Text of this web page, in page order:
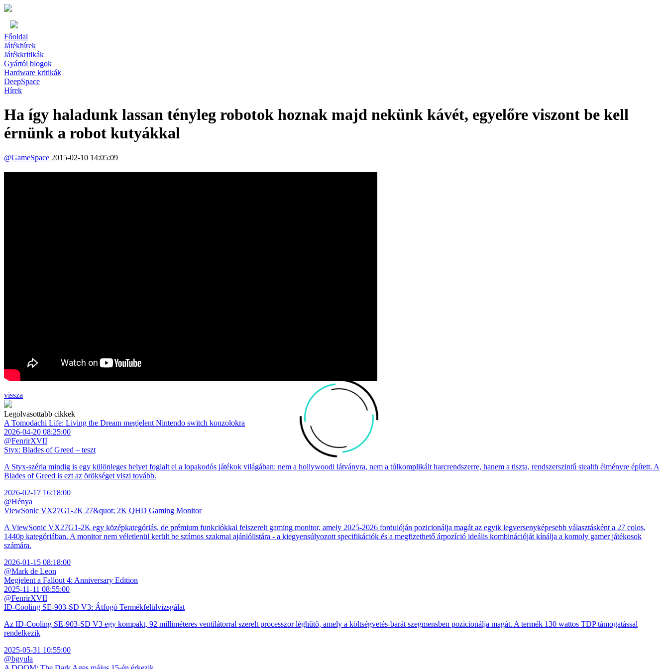
Főoldal
Játékhírek
Játékkritikák
Gyártói blogok
Hardware kritikák
DeepSpace
Hírek
Ha így haladunk lassan tényleg robotok hoznak majd nekünk kávét, egyelőre viszont be kell
érnünk a robot kutyákkal
@GameSpace 2015-02-10 14:05:09
vissza
Legolvasottabb cikkek
A Tomodachi Life: Living the Dream megjelent Nintendo switch konzolokra
2026-04-20 08:25:00
@FenrirXVII
Styx: Blades of Greed – teszt
A Styx-széria mindig is egy különleges helyet foglalt el a lopakodós játékok világában: nem a hollywoodi látványra, nem a túlkomplikált harcrendszerre, hanem a tiszta, rendszerszintű stealth élményre épített. A
Blades of Greed is ezt az örökséget viszi tovább.
2026-02-17 16:18:00
@Hénya
ViewSonic VX27G1-2K 27&quot; 2K QHD Gaming Monitor
A ViewSonic VX27G1-2K egy középkategóriás, de prémium funkciókkal felszerelt gaming monitor, amely 2025-2026 fordulóján pozicionálja magát az egyik legversenyképesebb választásként a 27 colos,
1440p kategóriában. A monitor nem véletlenül került be számos szakmai ajánlólistára - a kiegyensúlyozott specifikációk és a megfizethető árpozíció ideális kombinációját kínálja a komoly gamer játékosok
számára.
2026-01-15 08:18:00
@Mark de Leon
Megjelent a Fallout 4: Anniversary Edition
2025-11-11 08:55:00
@FenrirXVII
ID-Cooling SE-903-SD V3: Átfogó Termékfelülvizsgálat
Az ID-Cooling SE-903-SD V3 egy kompakt, 92 milliméteres ventilátorral szerelt processzor léghűtő, amely a költségvetés-barát szegmensben pozicionálja magát. A termék 130 wattos TDP támogatással
rendelkezik
2025-05-31 10:55:00
@bgyula